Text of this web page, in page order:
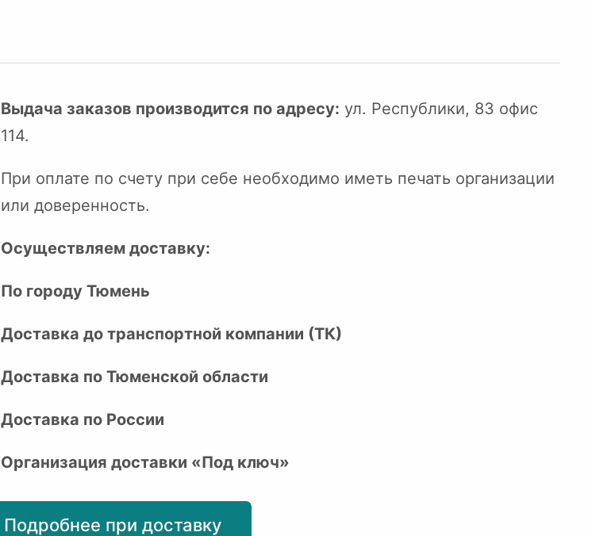
Выдача заказов производится по адресу: ул. Республики, 83 офис
114.
При оплате по счету при себе необходимо иметь печать организации
или доверенность.
Осуществляем доставку:
По городу Тюмень
Доставка до транспортной компании (ТК)
Доставка по Тюменской области
Доставка по России
Организация доставки «Под ключ»
Подробнее при доставку